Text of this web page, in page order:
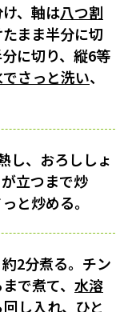
、軸は八つ割
まま半分に切
に切り、縦6等
さっと洗い、
し、おろししょ
立つまで炒
と炒める。
2分煮る。チン
で煮て、 水溶
し入れ、 ひと